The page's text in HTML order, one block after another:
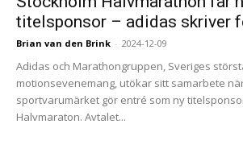
titelsponsor – adidas skriver
Brian van den Brink - 2024-12-09
Adidas och Marathongruppen, Sveriges
motionsevenemang, utökar sitt samarbete
sportvarumärket gör entré som ny
Halvmaraton. Avtalet...